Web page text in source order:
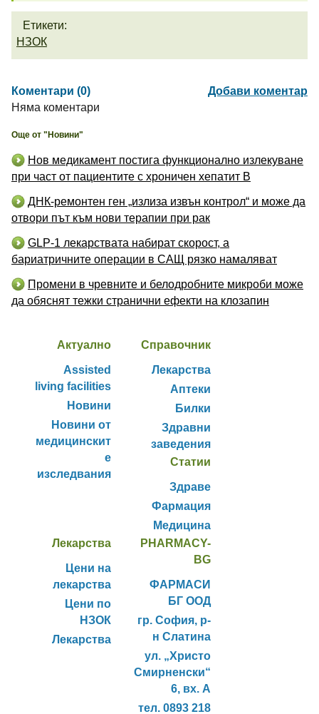
Етикети:
НЗОК
Коментари (0)
Добави коментар
Няма коментари
Още от "Новини"
Нов медикамент постига функционално излекуване
при част от пациентите с хроничен хепатит B
ДНК-ремонтен ген „излиза извън контрол“ и може да
отвори път към нови терапии при рак
GLP-1 лекарствата набират скорост, а
бариатричните операции в САЩ рязко намаляват
Промени в чревните и белодробните микроби може
да обяснят тежки странични ефекти на клозапин
Актуално
Assisted
living facilities
Новини
Новини от
медицинскит
е
изследвания
Справочник
Лекарства
Аптеки
Билки
Здравни
заведения
Статии
Здраве
Фармация
Медицина
Лекарства
Цени на
лекарства
Цени по
НЗОК
Лекарства
PHARMACY-
BG
ФАРМАСИ
БГ ООД
гр. София, р-
н Слатина
ул. „Христо
Смирненски“
6, вх. А
тел. 0893 218